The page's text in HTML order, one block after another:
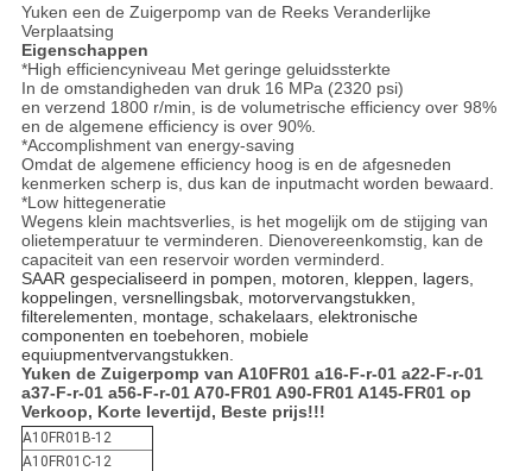
Yuken een de Zuigerpomp van de Reeks Veranderlijke
Verplaatsing
Eigenschappen
*High efficiencyniveau Met geringe geluidssterkte
In de omstandigheden van druk 16 MPa (2320 psi)
en verzend 1800 r/min, is de volumetrische efficiency over 98%
en de algemene efficiency is over 90%.
*Accomplishment van energy-saving
Omdat de algemene efficiency hoog is en de afgesneden
kenmerken scherp is, dus kan de inputmacht worden bewaard.
*Low hittegeneratie
Wegens klein machtsverlies, is het mogelijk om de stijging van
olietemperatuur te verminderen. Dienovereenkomstig, kan de
capaciteit van een reservoir worden verminderd.
SAAR gespecialiseerd in pompen, motoren, kleppen, lagers,
koppelingen, versnellingsbak, motorvervangstukken,
filterelementen, montage, schakelaars, elektronische
componenten en toebehoren, mobiele
equiupmentvervangstukken.
Yuken de Zuigerpomp van A10FR01 a16-F-r-01 a22-F-r-01
a37-F-r-01 a56-F-r-01 A70-FR01 A90-FR01 A145-FR01op
Verkoop, Korte levertijd, Beste prijs!!!
A10FR01B-12
A10FR01C-12